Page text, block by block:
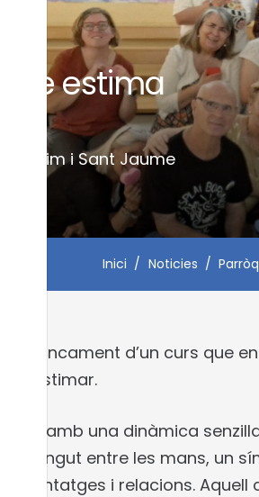
que estima
i Sant Jaume
Inici / Noticies /
el tancament d’un curs que
d’estimar.
amb una dinàmica
sostingut entre les mans, un
i relacions.